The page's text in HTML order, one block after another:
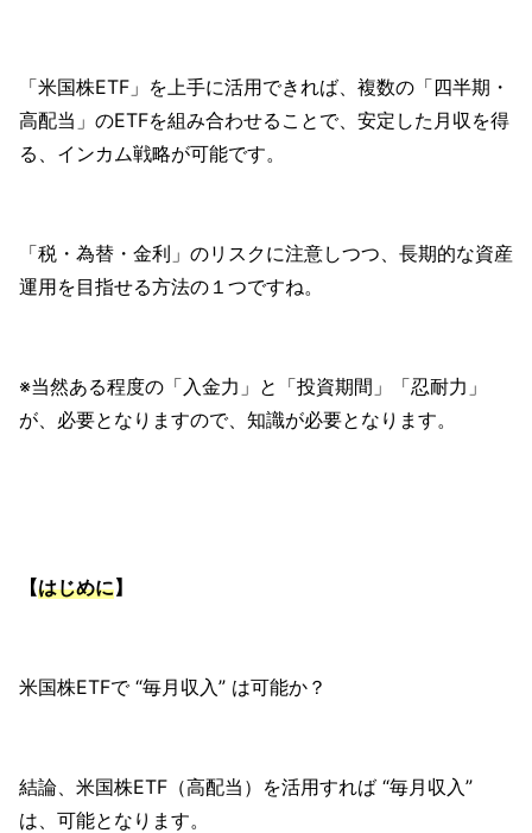
「米国株ETF」を上手に活用できれば、複数の「四半期・
高配当」のETFを組み合わせることで、安定した月収を得
る、インカム戦略が可能です。
「税・為替・金利」のリスクに注意しつつ、長期的な資産
運用を目指せる方法の１つですね。
※当然ある程度の「入金力」と「投資期間」「忍耐力」
が、必要となりますので、知識が必要となります。
【はじめに】
米国株ETFで “毎月収入” は可能か？
結論、米国株ETF（高配当）を活用すれば “毎月収入”
は、可能となります。